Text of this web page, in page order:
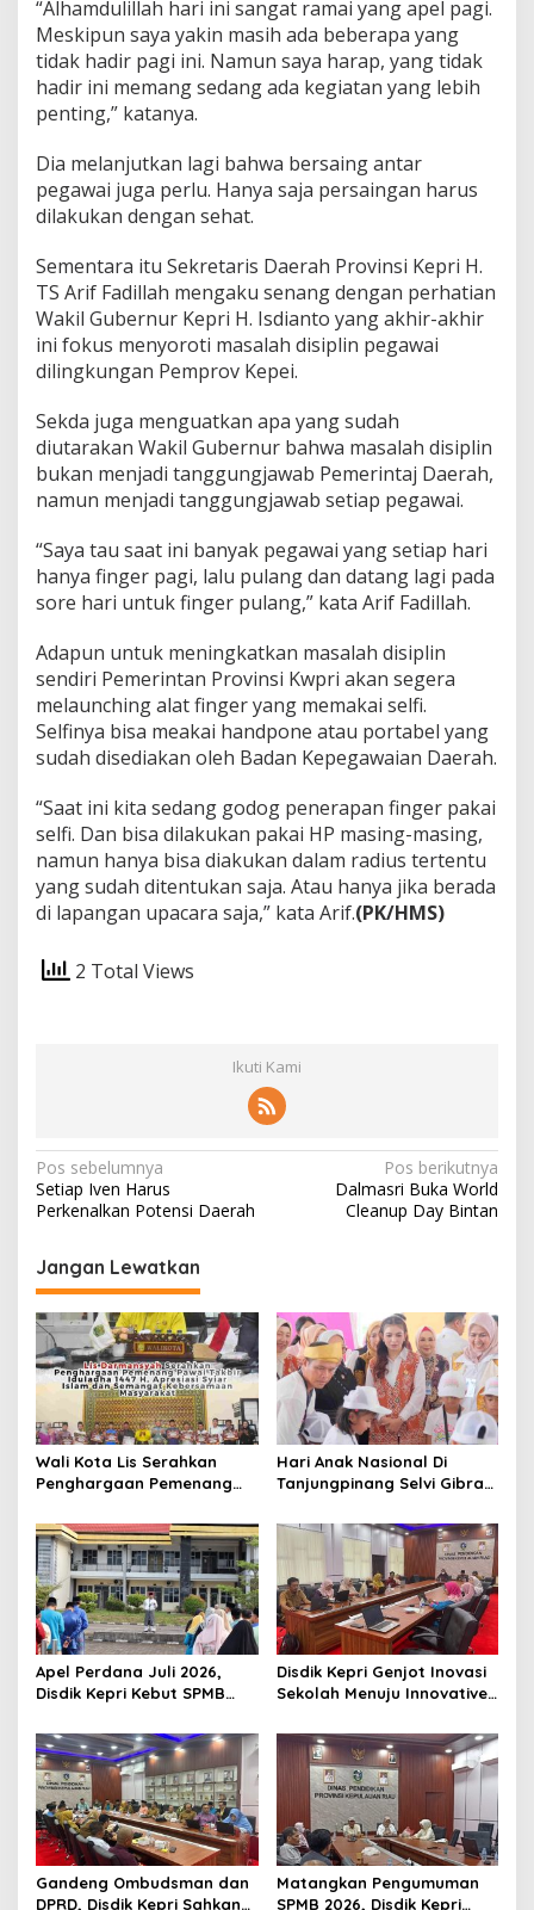
“Alhamdulillah hari ini sangat ramai yang apel pagi.
Meskipun saya yakin masih ada beberapa yang
tidak hadir pagi ini. Namun saya harap, yang tidak
hadir ini memang sedang ada kegiatan yang lebih
penting,” katanya.
Dia melanjutkan lagi bahwa bersaing antar
pegawai juga perlu. Hanya saja persaingan harus
dilakukan dengan sehat.
Sementara itu Sekretaris Daerah Provinsi Kepri H.
TS Arif Fadillah mengaku senang dengan perhatian
Wakil Gubernur Kepri H. Isdianto yang akhir-akhir
ini fokus menyoroti masalah disiplin pegawai
dilingkungan Pemprov Kepei.
Sekda juga menguatkan apa yang sudah
diutarakan Wakil Gubernur bahwa masalah disiplin
bukan menjadi tanggungjawab Pemerintaj Daerah,
namun menjadi tanggungjawab setiap pegawai.
“Saya tau saat ini banyak pegawai yang setiap hari
hanya finger pagi, lalu pulang dan datang lagi pada
sore hari untuk finger pulang,” kata Arif Fadillah.
Adapun untuk meningkatkan masalah disiplin
sendiri Pemerintan Provinsi Kwpri akan segera
melaunching alat finger yang memakai selfi.
Selfinya bisa meakai handpone atau portabel yang
sudah disediakan oleh Badan Kepegawaian Daerah.
“Saat ini kita sedang godog penerapan finger pakai
selfi. Dan bisa dilakukan pakai HP masing-masing,
namun hanya bisa diakukan dalam radius tertentu
yang sudah ditentukan saja. Atau hanya jika berada
di lapangan upacara saja,” kata Arif.(PK/HMS)
2 Total Views
Ikuti Kami
N
a
i
g
a
s
i
p
o
Pos sebelumnya
Setiap Iven Harus
Perkenalkan Potensi Daerah
Pos berikutnya
Dalmasri Buka World
Cleanup Day Bintan
Jangan Lewatkan
Wali Kota Lis Serahkan
Penghargaan Pemenang
H, Ajak Masyarakat Terus
Hidupkan Syiar Islam
Hari Anak Nasional Di
Tanjungpinang Selvi Gibran
Nasional RANA
Apel Perdana Juli 2026,
Disdik Kepri Kebut SPMB
Disdik Kepri Genjot Inovasi
Sekolah Menuju Innovative
Gandeng Ombudsman dan
DPRD, Disdik Kepri Sahkan
Matangkan Pengumuman
SPMB 2026, Disdik Kepri